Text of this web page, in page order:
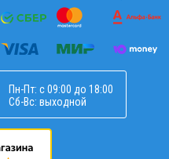
Пн-Пт: с 09:00 до 18:00
Сб-Вс: выходной